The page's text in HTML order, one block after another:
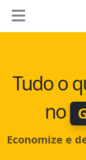
Tudo o
no
Economize e